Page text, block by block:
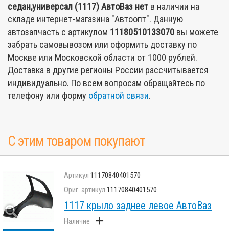
седан,универсал (1117) АвтоВаз нет в наличии на
складе интернет-магазина "Автоопт". Данную
автозапчасть с артикулом 11180510133070 вы можете
забрать самовывозом или оформить доставку по
Москве или Московской области от 1000 рублей.
Доставка в другие регионы России рассчитывается
индивидуально. По всем вопросам обращайтесь по
телефону или форму обратной связи.
С этим товаром покупают
11170840401570
11170840401570
1117 крыло заднее левое АвтоВаз
+